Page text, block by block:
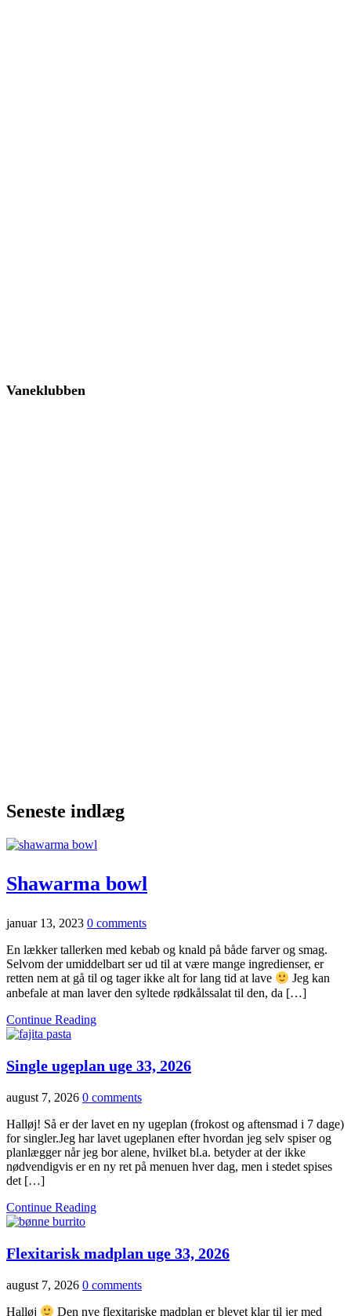
Vaneklubben
Seneste indlæg
Shawarma bowl
januar 13, 2023 0 comments
En lækker tallerken med kebab og knald på både farver og smag.
Selvom der umiddelbart ser ud til at være mange ingredienser, er
retten nem at gå til og tager ikke alt for lang tid at lave
Jeg kan
anbefale at man laver den syltede rødkålssalat til den, da […]
Continue Reading
Single ugeplan uge 33, 2026
august 7, 2026 0 comments
Halløj! Så er der lavet en ny ugeplan (frokost og aftensmad i 7 dage)
for singler.Jeg har lavet ugeplanen efter hvordan jeg selv spiser og
planlægger når jeg bor alene, hvilket bl.a. betyder at der ikke
nødvendigvis er en ny ret på menuen hver dag, men i stedet spises
det […]
Continue Reading
Flexitarisk madplan uge 33, 2026
august 7, 2026 0 comments
Halløj Den nye flexitariske madplan er blevet klar til jer med